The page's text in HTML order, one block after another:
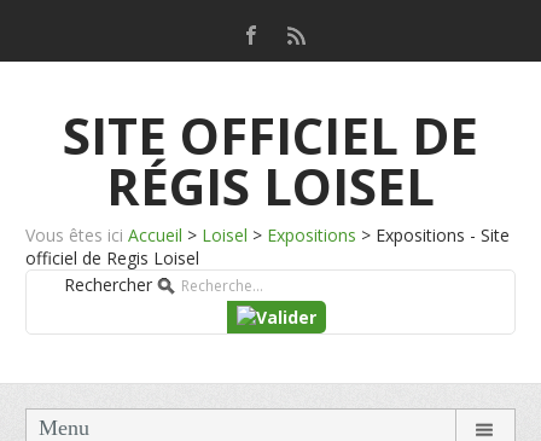
SITE OFFICIEL DE
RÉGIS LOISEL
Vous êtes ici Accueil > Loisel > Expositions > Expositions - Site
officiel de Regis Loisel
Rechercher
Menu